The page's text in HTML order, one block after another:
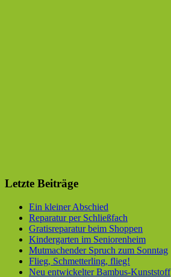
Letzte Beiträge
Ein kleiner Abschied
Reparatur per Schließfach
Gratisreparatur beim Shoppen
Kindergarten im Seniorenheim
Mutmachender Spruch zum Sonntag
Flieg, Schmetterling, flieg!
Neu entwickelter Bambus-Kunststoff